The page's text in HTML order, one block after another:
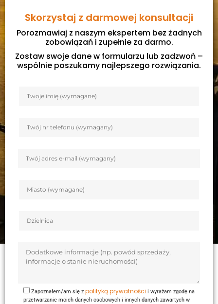
Skorzystaj z darmowej konsultacji
Porozmawiaj z naszym ekspertem bez żadnych
zobowiązań i zupełnie za darmo.
Zostaw swoje dane w formularzu lub zadzwoń –
wspólnie poszukamy najlepszego rozwiązania.
Zapoznałem/am się z polityką prywatności i wyrażam zgodę na
przetwarzanie moich danych osobowych i innych danych zawartych w